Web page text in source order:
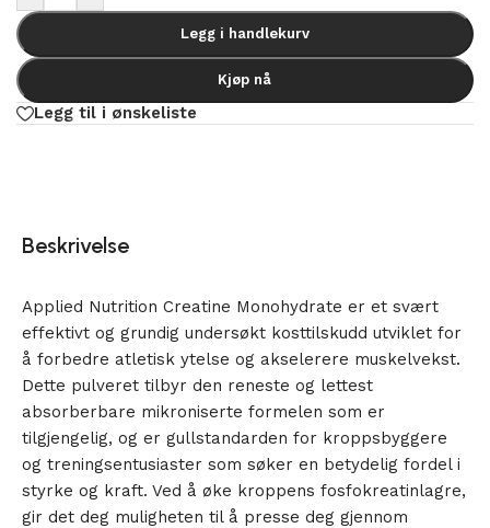
Legg i handlekurv
Kjøp nå
Legg til i ønskeliste
Beskrivelse
Applied Nutrition Creatine Monohydrate er et svært
effektivt og grundig undersøkt kosttilskudd utviklet for
å forbedre atletisk ytelse og akselerere muskelvekst.
Dette pulveret tilbyr den reneste og lettest
absorberbare mikroniserte formelen som er
tilgjengelig, og er gullstandarden for kroppsbyggere
og treningsentusiaster som søker en betydelig fordel i
styrke og kraft. Ved å øke kroppens fosfokreatinlagre,
gir det deg muligheten til å presse deg gjennom